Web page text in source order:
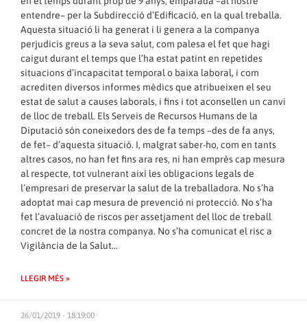
entendre– per la Subdirecció d’Edificació, en la qual treballa.
Aquesta situació li ha generat i li genera a la companya
perjudicis greus a la seva salut, com palesa el fet que hagi
caigut durant el temps que l’ha estat patint en repetides
situacions d’incapacitat temporal o baixa laboral, i com
acrediten diversos informes mèdics que atribueixen el seu
estat de salut a causes laborals, i fins i tot aconsellen un canvi
de lloc de treball. Els Serveis de Recursos Humans de la
Diputació són coneixedors des de fa temps –des de fa anys,
de fet– d’aquesta situació. I, malgrat saber-ho, com en tants
altres casos, no han fet fins ara res, ni han emprès cap mesura
al respecte, tot vulnerant així les obligacions legals de
l’empresari de preservar la salut de la treballadora. No s’ha
adoptat mai cap mesura de prevenció ni protecció. No s’ha
fet l’avaluació de riscos per assetjament del lloc de treball
concret de la nostra companya. No s’ha comunicat el risc a
Vigilància de la Salut…
LLEGIR MÉS »
26/01/2019 - 18:19:00